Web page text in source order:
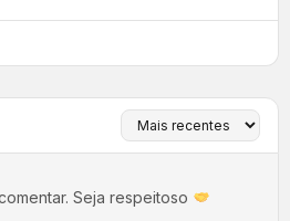
Seja respeitoso